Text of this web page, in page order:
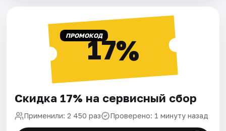
ПРОМОКОД17%
Скидка 17% на сервисный сбор
Применили: 2 450 раз Проверено: 1 минуту назад